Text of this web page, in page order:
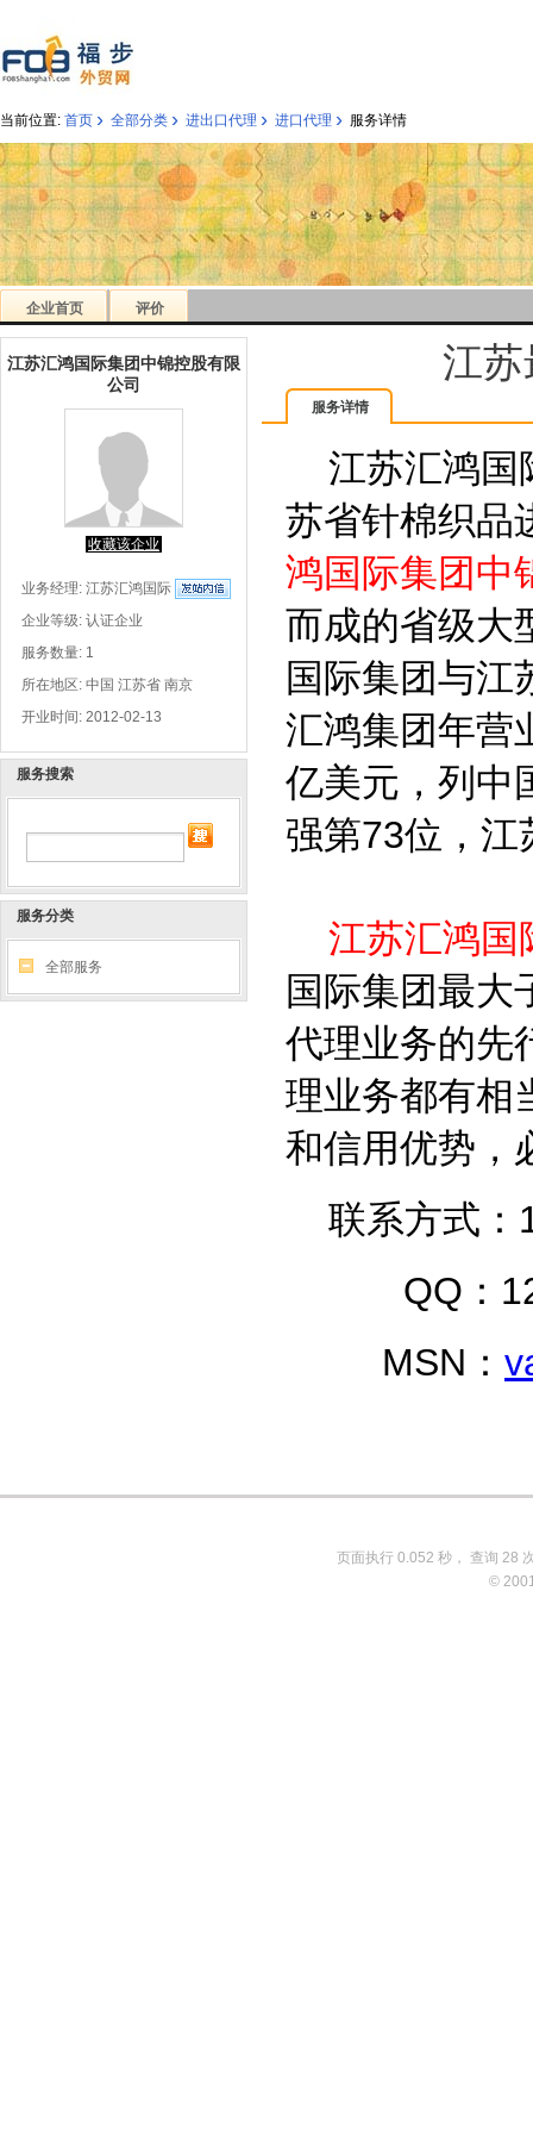
当前位置: 首页 › 全部分类 › 进出口代理 › 进口代理 › 服务详情
企业首页 评价
江苏汇鸿国际集团中锦控股有限
公司
收藏该企业
业务经理: 江苏汇鸿国际
企业等级: 认证企业
服务数量: 1
所在地区: 中国 江苏省 南京
开业时间: 2012-02-13
服务搜索
服务分类
全部服务
江
服务详情
江苏汇鸿国
苏省针棉织品
鸿国际集团中
而成的省级大
国际集团与江
汇鸿集团年营
亿美元，列中
强第73位，江
江苏汇鸿国
国际集团最大
代理业务的先
理业务都有相
和信用优势，
联系方式：
QQ：
MSN：
页面执行 0.052 秒， 查询 28
©